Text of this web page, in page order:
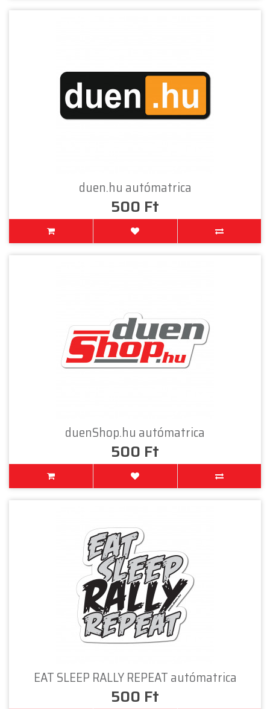
duen.hu autómatrica
500 Ft
duenShop.hu autómatrica
500 Ft
EAT SLEEP RALLY REPEAT autómatrica
500 Ft